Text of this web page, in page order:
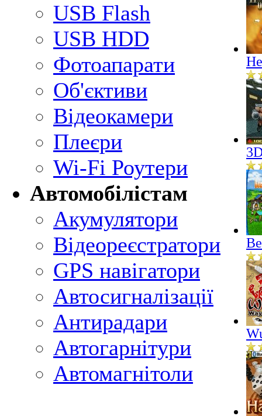
USB Flash
USB HDD
Фотоапарати
Об'єктиви
Відеокамери
Плеєри
Wi-Fi Роутери
Автомобілістам
Акумулятори
Відеореєстратори
GPS навігатори
Автосигналізації
Антирадари
Автогарнітури
Автомагнітоли